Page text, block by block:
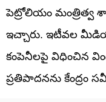
పెట్రోలియం మంత్రిత్వ
ఇచ్చారు. ఇటీవల
కంపెనీలపై విధించిన
ప్రతిపాదనను కేంద్రం